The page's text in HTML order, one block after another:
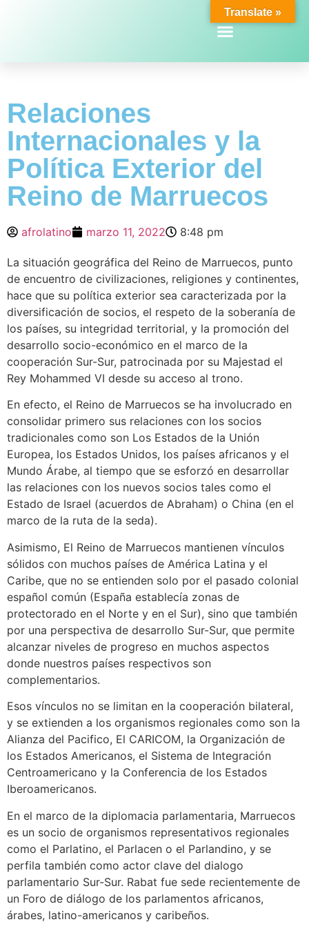
Relaciones
Internacionales y la
Política Exterior del
Reino de Marruecos
afrolatino marzo 11, 2022 8:48 pm
La situación geográfica del Reino de Marruecos, punto
de encuentro de civilizaciones, religiones y continentes,
hace que su política exterior sea caracterizada por la
diversificación de socios, el respeto de la soberanía de
los países, su integridad territorial, y la promoción del
desarrollo socio-económico en el marco de la
cooperación Sur-Sur, patrocinada por su Majestad el
Rey Mohammed VI desde su acceso al trono.
En efecto, el Reino de Marruecos se ha involucrado en
consolidar primero sus relaciones con los socios
tradicionales como son Los Estados de la Unión
Europea, los Estados Unidos, los países africanos y el
Mundo Árabe, al tiempo que se esforzó en desarrollar
las relaciones con los nuevos socios tales como el
Estado de Israel (acuerdos de Abraham) o China (en el
marco de la ruta de la seda).
Asimismo, El Reino de Marruecos mantienen vínculos
sólidos con muchos países de América Latina y el
Caribe, que no se entienden solo por el pasado colonial
español común (España establecía zonas de
protectorado en el Norte y en el Sur), sino que también
por una perspectiva de desarrollo Sur-Sur, que permite
alcanzar niveles de progreso en muchos aspectos
donde nuestros países respectivos son
complementarios.
Esos vínculos no se limitan en la cooperación bilateral,
y se extienden a los organismos regionales como son la
Alianza del Pacifico, El CARICOM, la Organización de
los Estados Americanos, el Sistema de Integración
Centroamericano y la Conferencia de los Estados
Iberoamericanos.
En el marco de la diplomacia parlamentaria, Marruecos
es un socio de organismos representativos regionales
como el Parlatino, el Parlacen o el Parlandino, y se
perfila también como actor clave del dialogo
parlamentario Sur-Sur. Rabat fue sede recientemente de
un Foro de diálogo de los parlamentos africanos,
árabes, latino-americanos y caribeños.
Translate »